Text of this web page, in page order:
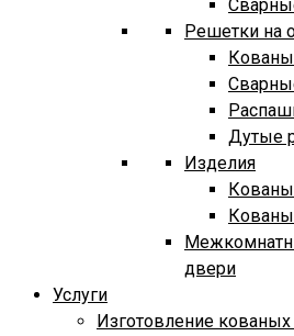
Решетки на
Дутые
Изделия
двери
Услуги
Изготовление